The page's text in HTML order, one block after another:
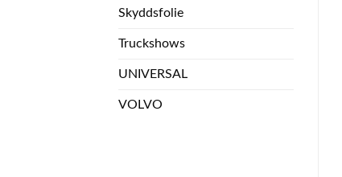
Skyddsfolie
Truckshows
UNIVERSAL
VOLVO